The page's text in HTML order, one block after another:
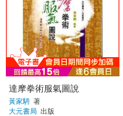
達摩拳術服氣圖說
黃家騁 著
大元書局 出版